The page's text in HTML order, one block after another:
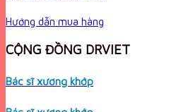
Hướng dẫn mua hàng
CỘNG ĐỒNG DRVIET
Bác sĩ xương khớp